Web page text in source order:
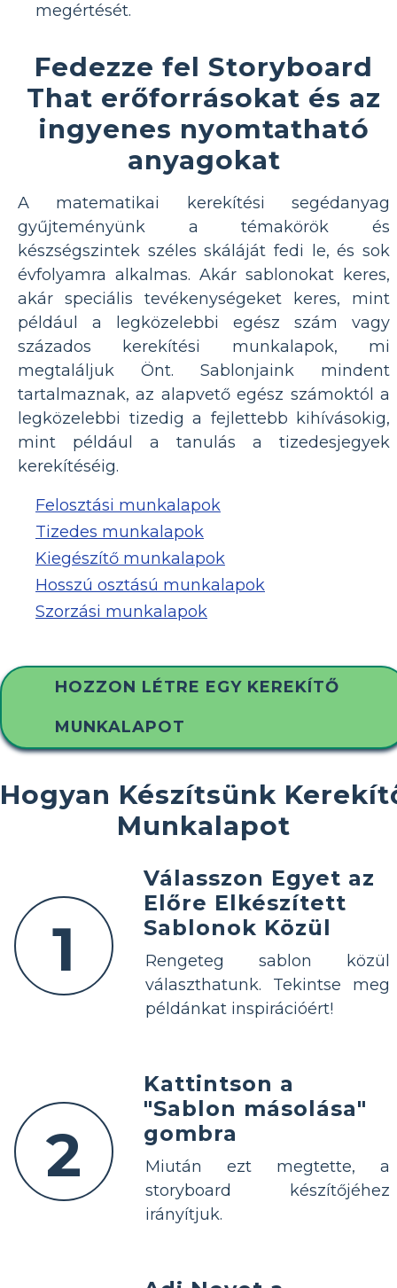
megértését.
Fedezze fel Storyboard
That erőforrásokat és az
ingyenes nyomtatható
anyagokat
A matematikai kerekítési segédanyag
gyűjteményünk a témakörök és
készségszintek széles skáláját fedi le, és sok
évfolyamra alkalmas. Akár sablonokat keres,
akár speciális tevékenységeket keres, mint
például a legközelebbi egész szám vagy
százados kerekítési munkalapok, mi
megtaláljuk Önt. Sablonjaink mindent
tartalmaznak, az alapvető egész számoktól a
legközelebbi tizedig a fejlettebb kihívásokig,
mint például a tanulás a tizedesjegyek
kerekítéséig.
Felosztási munkalapok
Tizedes munkalapok
Kiegészítő munkalapok
Hosszú osztású munkalapok
Szorzási munkalapok
HOZZON LÉTRE EGY KEREKÍTŐ
MUNKALAPOT
Hogyan Készítsünk
Munkalapot
1
Válasszon Egyet az
Előre Elkészített
Sablonok Közül
Rengeteg sablon közül
választhatunk. Tekintse meg
példánkat inspirációért!
2
Kattintson a
"Sablon másolása"
gombra
Miután ezt megtette, a
storyboard készítőjéhez
irányítjuk.